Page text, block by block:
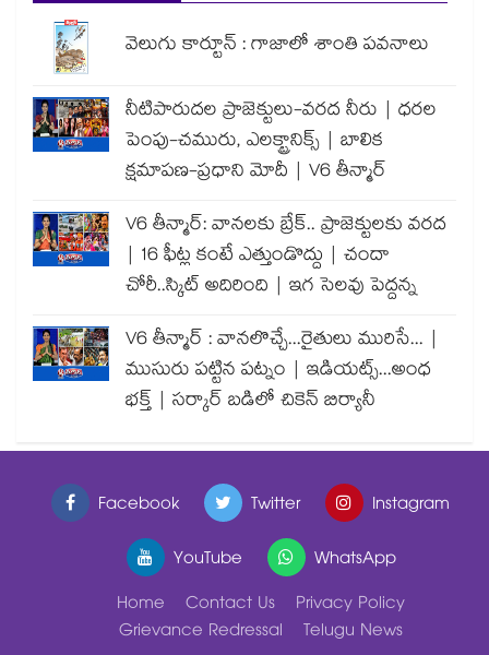
వెలుగు కార్టూన్ : గాజాలో శాంతి పవనాలు
నీటిపారుదల ప్రాజెక్టులు-వరద నీరు | ధరల
పెంపు-చమురు, ఎలక్ట్రానిక్స్ | బాలిక
క్షమాపణ-ప్రధాని మోదీ | V6 తీన్మార్
V6 తీన్మార్: వానలకు బ్రేక్.. ప్రాజెక్టులకు వరద
| 16 ఫీట్ల కంటే ఎత్తుండొద్దు | చందా
చోరీ..స్కిట్ అదిరింది | ఇగ సెలవు పెద్దన్న
V6 తీన్మార్ : వానలొచ్చే...రైతులు మురిసే... |
ముసురు పట్టిన పట్నం | ఇడియట్స్...అంధ
భక్త్ | సర్కార్ బడిలో చికెన్ బిర్యానీ
Facebook Twitter
Instagram
YouTube
WhatsApp
Home
Contact Us
Privacy Policy
Grievance Redressal
Telugu News